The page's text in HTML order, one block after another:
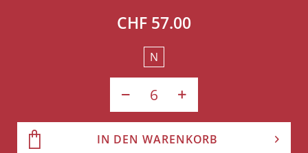
CHF 57.00
N
IN DEN WARENKORB